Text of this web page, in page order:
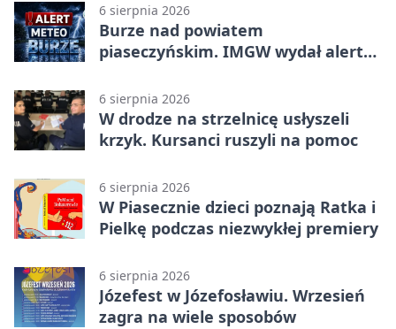
6 sierpnia 2026
Burze nad powiatem
piaseczyńskim. IMGW wydał alert
6 sierpnia 2026
W drodze na strzelnicę usłyszeli
krzyk. Kursanci ruszyli na pomoc
6 sierpnia 2026
W Piasecznie dzieci poznają Ratka i
Pielkę podczas niezwykłej premiery
6 sierpnia 2026
Józefest w Józefosławiu. Wrzesień
zagra na wiele sposobów